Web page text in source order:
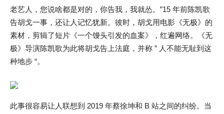
老艺人，您说啥都是对的，你告我，我就怂。”15 年前陈凯歌
告胡戈一事，还让人记忆犹新。彼时，胡戈用电影《无极》的
素材，剪辑了短片《一个馒头引发的血案》，红遍网络。《无
极》导演陈凯歌为此将胡戈告上法庭，并称 ” 人不能无耻到这
种地步 “。
此事很容易让人联想到 2019 年蔡徐坤和 B 站之间的纠纷。当